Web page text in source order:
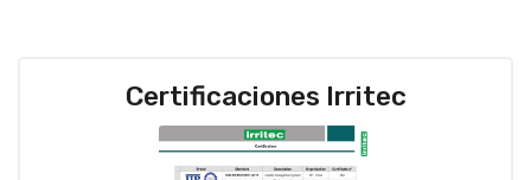
Certificaciones Irritec